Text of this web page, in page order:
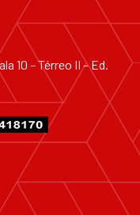
10 – Térreo II – Ed.